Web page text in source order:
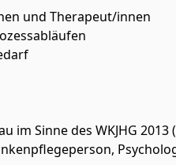
und Therapeut/innen
Sinne des WKJHG 2013